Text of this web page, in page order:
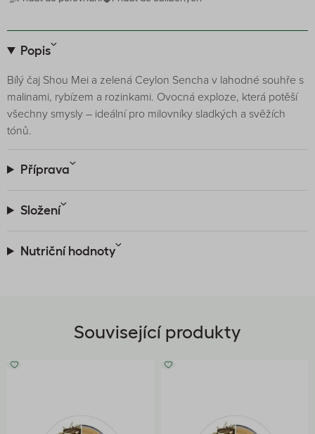
Popis
Bílý čaj Shou Mei a zelená Ceylon Sencha v lahodné souhře s
malinami, rybízem a rozinkami. Ovocná exploze, která potěší
všechny smysly – ideální pro milovníky sladkých a svěžích
tónů.
Příprava
Složení
Nutriční hodnoty
Související produkty